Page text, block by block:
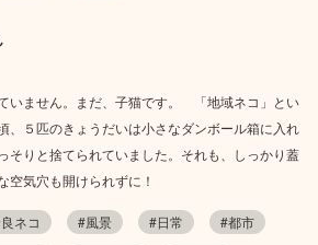
いません。まだ、子猫です。 「地域ネコ」とい
、５匹のきょうだいは小さなダンボール箱に入れ
そりと捨てられていました。それも、しっかり蓋
空気穴も開けられずに！
ネコ #風景 #日常
#都市